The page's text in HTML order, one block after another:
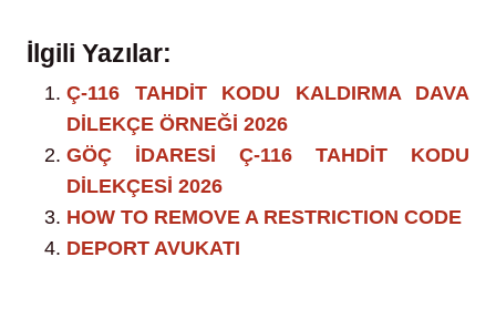
İlgili Yazılar:
Ç-116 TAHDİT KODU KALDIRMA DAVA
DİLEKÇE ÖRNEĞİ 2026
GÖÇ İDARESİ Ç-116 TAHDİT KODU
DİLEKÇESİ 2026
HOW TO REMOVE A RESTRICTION CODE
DEPORT AVUKATI